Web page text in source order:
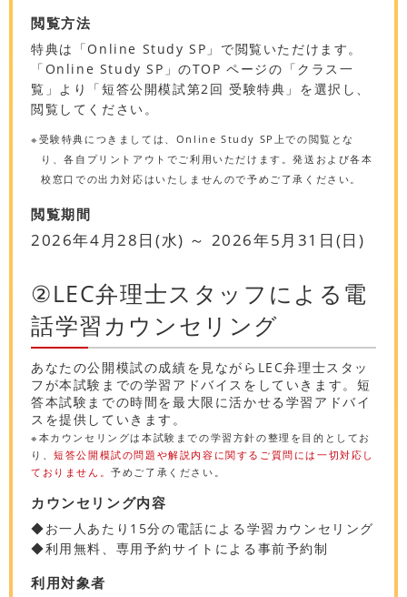
閲覧方法
特典は「Online Study SP」で閲覧いただけます。
「Online Study SP」のTOP ページの「クラス一
覧」より「短答公開模試第2回 受験特典」を選択し、
閲覧してください。
※受験特典につきましては、Online Study SP上での閲覧とな
り、各自プリントアウトでご利用いただけます。発送および各本
校窓口での出力対応はいたしませんので予めご了承ください。
閲覧期間
2026年4月28日(水) ～ 2026年5月31日(日)
②LEC弁理士スタッフによる電
話学習カウンセリング
あなたの公開模試の成績を見ながらLEC弁理士スタッ
フが本試験までの学習アドバイスをしていきます。短
答本試験までの時間を最大限に活かせる学習アドバイ
スを提供していきます。
※本カウンセリングは本試験までの学習方針の整理を目的としてお
り、短答公開模試の問題や解説内容に関するご質問には一切対応し
ておりません。予めご了承ください。
カウンセリング内容
◆お一人あたり15分の電話による学習カウンセリング
◆利用無料、専用予約サイトによる事前予約制
利用対象者